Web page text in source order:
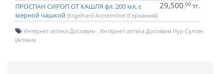
ПРОСПАН СИРОП ОТ КАШЛЯ фл. 200 мл, с
мерной чашкой (Engelhard Arzneimittel (Германия))
29,500.00 тг.
Интернет-аптека Доставим
Интернет-аптека Доставим Нур-Султан
(Астана)